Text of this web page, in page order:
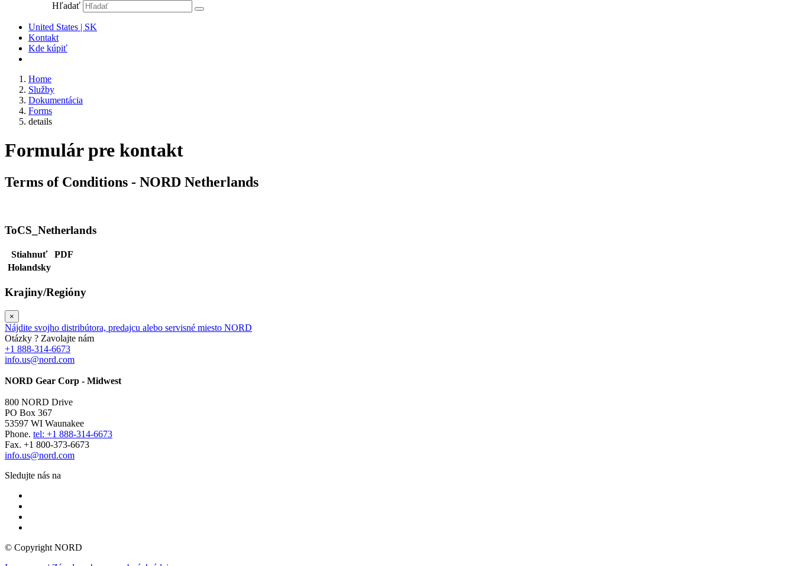
Hľadať
United States | SK
Kontakt
Kde kúpiť
Home
Služby
Dokumentácia
Forms
details
Formulár pre kontakt
Terms of Conditions - NORD Netherlands
ToCS_Netherlands
Stiahnuť
PDF
Holandsky
Krajiny/Regióny
×
Nájdite svojho distribútora, predajcu alebo servisné miesto NORD
Otázky ? Zavolajte nám
+1 888-314-6673
info.us@nord.com
NORD Gear Corp - Midwest
800 NORD Drive
PO Box 367
53597 WI Waunakee
Phone. tel: +1 888-314-6673
Fax. +1 800-373-6673
info.us@nord.com
Sledujte nás na
© Copyright NORD